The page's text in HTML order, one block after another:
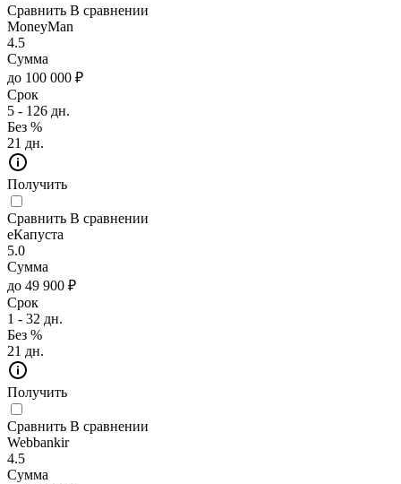
Сравнить В сравнении
MoneyMan
4.5
Сумма
до 100 000 ₽
Срок
5 - 126 дн.
Без %
21 дн.
Получить
Сравнить В сравнении
еКапуста
5.0
Сумма
до 49 900 ₽
Срок
1 - 32 дн.
Без %
21 дн.
Получить
Сравнить В сравнении
Webbankir
4.5
Сумма